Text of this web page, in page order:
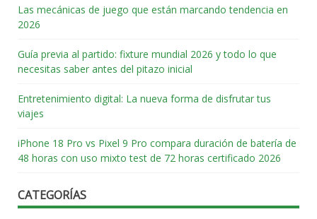
Las mecánicas de juego que están marcando tendencia en
2026
Guía previa al partido: fixture mundial 2026 y todo lo que
necesitas saber antes del pitazo inicial
Entretenimiento digital: La nueva forma de disfrutar tus
viajes
iPhone 18 Pro vs Pixel 9 Pro compara duración de batería de
48 horas con uso mixto test de 72 horas certificado 2026
CATEGORÍAS